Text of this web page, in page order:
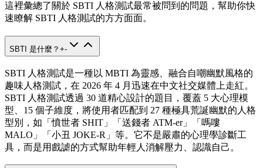
這裡彙總了關於 SBTI 人格測試最常被問到的問題，幫助你快
速瞭解 SBTI 人格測試的方方面面。
SBTI 是什麼？ +-
SBTI 人格測試是一種以 MBTI 為靈感、融合自嘲幽默風格的
趣味人格測試，在 2026 年 4 月迅速在中文社交媒體上走紅。
SBTI 人格測試透過 30 道精心設計的題目，覆蓋 5 大心理模
型、15 個子維度，將使用者匹配到 27 種極具荒誕幽默的人格
型別，如「憤世者 SHIT」「送錢者 ATM-er」「嗎嘍
MALO」「小丑 JOKE-R」等。它不是嚴肅的心理學診斷工
具，而是用戲謔的方式幫助年輕人消解壓力、認識自己。